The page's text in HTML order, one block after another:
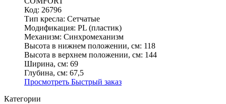
Код: 26796
Тип кресла: Сетчатые
Модификация: PL (пластик)
Механизм: Синхромеханизм
Высота в нижнем положении, см: 118
Высота в верхнем положении, см: 144
Ширина, см: 69
Глубина, см: 67,5
Просмотреть Быстрый заказ
Категории